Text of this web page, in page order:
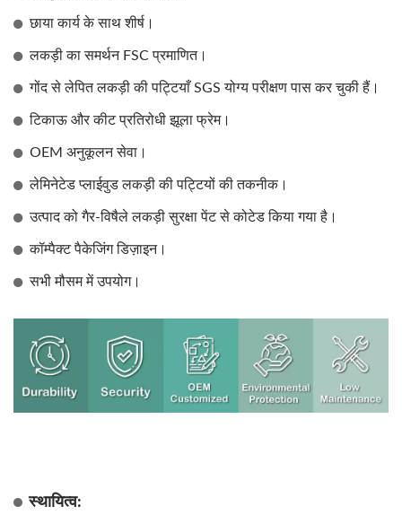
छाया कार्य के साथ शीर्ष।
लकड़ी का समर्थन FSC प्रमाणित।
गोंद से लेपित लकड़ी की पट्टियाँ SGS योग्य परीक्षण पास कर चुकी हैं।
टिकाऊ और कीट प्रतिरोधी झूला फ्रेम।
OEM अनुकूलन सेवा।
लेमिनेटेड प्लाईवुड लकड़ी की पट्टियों की तकनीक।
उत्पाद को गैर-विषैले लकड़ी सुरक्षा पेंट से कोटेड किया गया है।
कॉम्पैक्ट पैकेजिंग डिज़ाइन।
सभी मौसम में उपयोग।
स्थायित्व: